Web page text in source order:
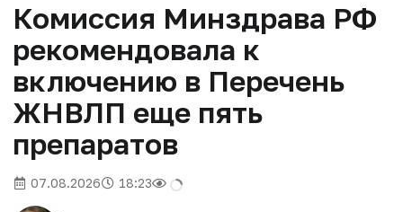
Комиссия Минздрава РФ
рекомендовала к
включению в Перечень
ЖНВЛП еще пять
препаратов
07.08.2026 18:23